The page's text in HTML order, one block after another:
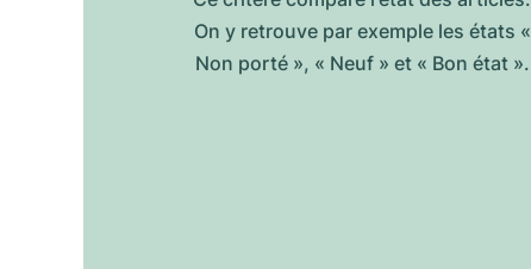
On y retrouve par exemple les états «
Non porté », « Neuf » et « Bon état ».